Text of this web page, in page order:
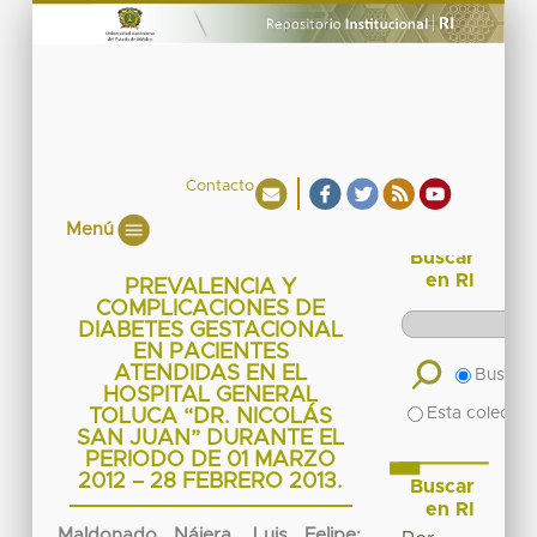
Contacto
Menú
PREVALENCIA Y
COMPLICACIONES DE
DIABETES GESTACIONAL
EN PACIENTES
ATENDIDAS EN EL
HOSPITAL GENERAL
TOLUCA “DR. NICOLÁS
SAN JUAN” DURANTE EL
PERIODO DE 01 MARZO
2012 – 28 FEBRERO 2013.
Buscar
en RI
Buscar
Esta
Buscar
en RI